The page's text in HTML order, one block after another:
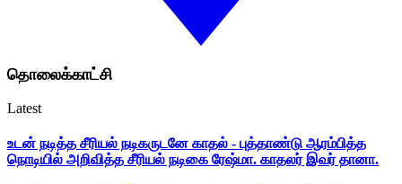
தொலைக்காட்சி
Latest
உடன் நடித்த சீரியல் நடிகருடனே காதல் - புத்தாண்டு ஆரம்பித்த
நொடியில் அறிவித்த சீரியல் நடிகை ரேஷ்மா. காதலர் இவர் தானா.